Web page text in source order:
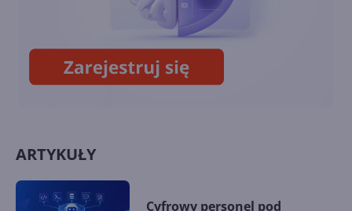
Zagramy w posiadane gry w
ramach Xbox Cloud Gaming
ARTYKUŁY
Cyfrowy personel pod